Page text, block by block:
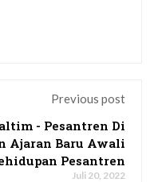
Previous post
- Pesantren Di
Ajaran Baru Awali
Pesantren
Juli 20, 2022